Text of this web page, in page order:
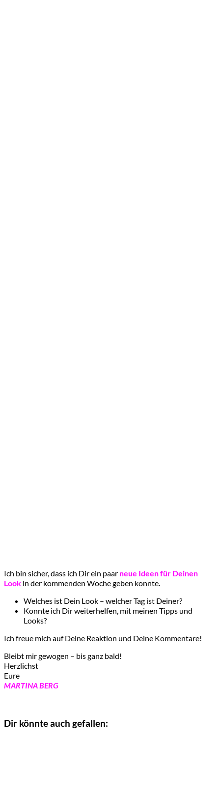
Ich bin sicher, dass ich Dir ein paar neue Ideen für Deinen
Look in der kommenden Woche geben konnte.
Welches ist Dein Look – welcher Tag ist Deiner?
Konnte ich Dir weiterhelfen, mit meinen Tipps und
Looks?
Ich freue mich auf Deine Reaktion und Deine Kommentare!
Bleibt mir gewogen – bis ganz bald!
Herzlichst
Eure
MARTINA BERG
Dir könnte auch gefallen: